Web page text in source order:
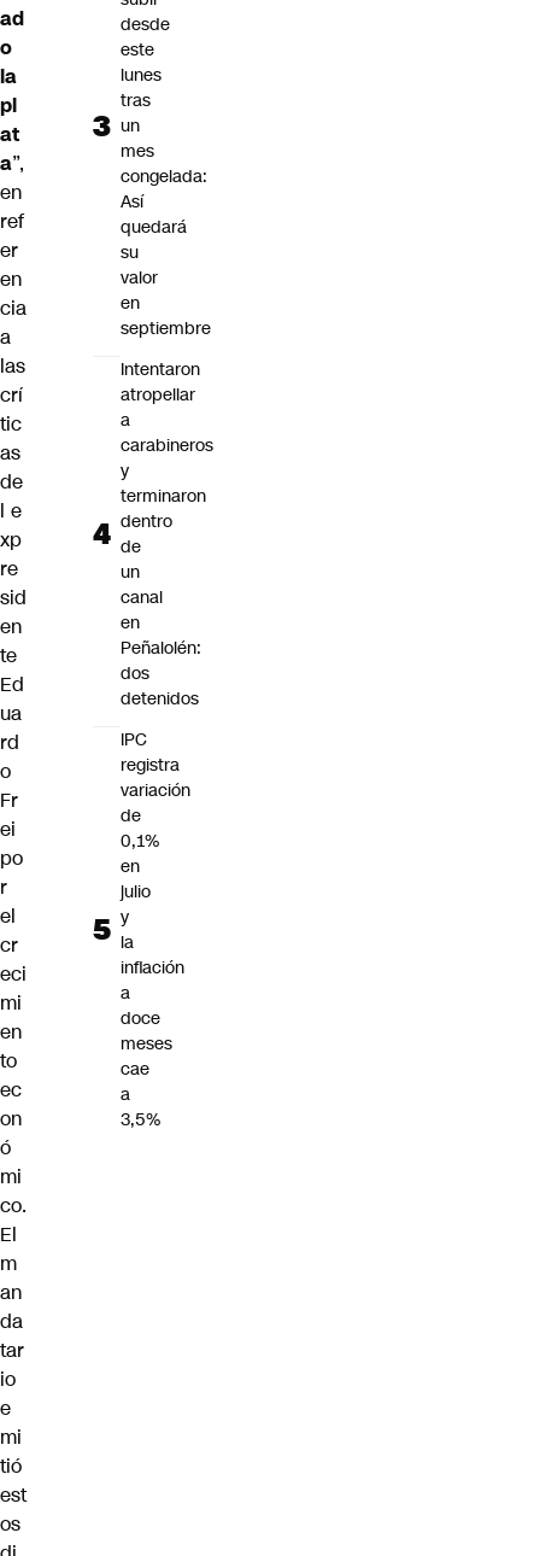
ad
o
la
pl
at
a”,
en
ref
er
en
cia
a
las
crí
tic
as
de
l e
xp
re
sid
en
te
Ed
ua
rd
o
Fr
ei
po
r
el
cr
eci
mi
en
to
ec
on
ó
mi
co.
El
m
an
da
tar
io
e
mi
tió
est
os
desde
este
lunes
tras
un
mes
congelada:
Así
quedará
su
valor
en
septiembre
Intentaron
atropellar
a
carabineros
y
terminaron
dentro
de
un
canal
en
Peñalolén:
dos
detenidos
IPC
registra
variación
de
0,1%
en
julio
y
la
inflación
a
doce
meses
cae
a
3,5%